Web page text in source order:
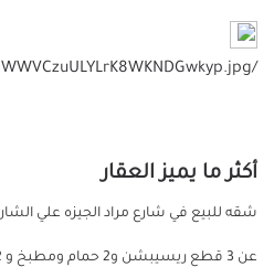
/storage/files/vpr8FYtA79TqP8dy8JWWVCzuULYLrK8WKNDGwkyp.jpg
أكثر ما يميز العقار
شقه للبيع في شارع مراد الجيزه علي
عن 3 قطع ريسيبشن و2 حمام ومطبخ و 2 بلكونه و 2 اوضه